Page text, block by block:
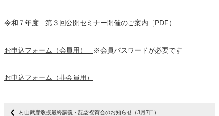
令和７年度 第３回公開セミナー開催のご案内 （PDF）
お申込フォーム（会員用） ※会員パスワードが必要です
お申込フォーム（非会員用）
村山武彦教授最終講義・記念祝賀会のお知らせ（3月7日）